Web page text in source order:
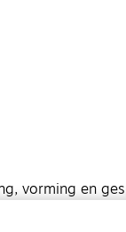
vorming en